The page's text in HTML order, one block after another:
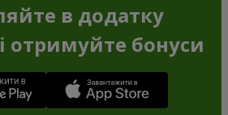
в додатку
отримуйте бонуси